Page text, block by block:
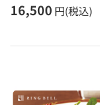
16,500 円(税込)